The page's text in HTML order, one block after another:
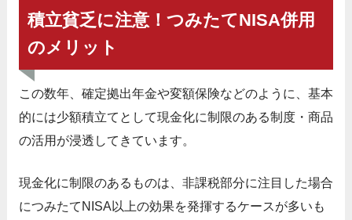
積立貧乏に注意！つみたてNISA併用
のメリット
この数年、確定拠出年金や変額保険などのように、基本
的には少額積立てとして現金化に制限のある制度・商品
の活用が浸透してきています。
現金化に制限のあるものは、非課税部分に注目した場合
につみたてNISA以上の効果を発揮するケースが多いも